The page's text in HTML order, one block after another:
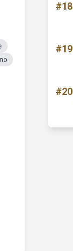
#18
#19
#20